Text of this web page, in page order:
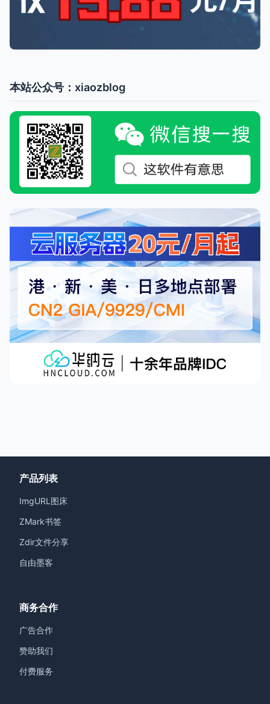
本站公众号：xiaozblog
产品列表
ImgURL图床
ZMark书签
Zdir文件分享
自由墨客
商务合作
广告合作
赞助我们
付费服务